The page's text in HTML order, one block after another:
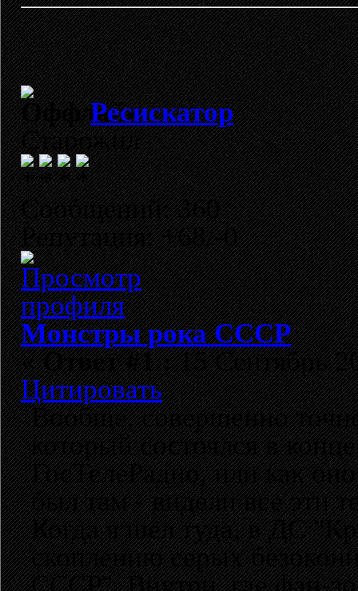
Ресискатор
Старожил
Сообщений: 360
Репутация: +68/-0
Монстры рока СССР
«Ответ #1 :15 Сентябрь
Цитировать
Вообще, совершенно
который состоялся в
ГосТелеРадио, или как
был там - видели все эти
Когда я шёл туда, в ДС
скоплению серых